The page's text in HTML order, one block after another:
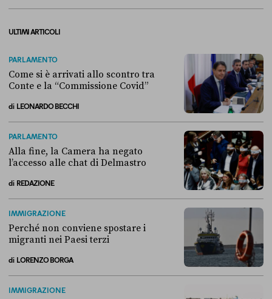
ULTIMI ARTICOLI
PARLAMENTO
Come si è arrivati allo scontro tra
Conte e la “Commissione Covid”
di LEONARDO BECCHI
PARLAMENTO
Alla fine, la Camera ha negato
l’accesso alle chat di Delmastro
di REDAZIONE
IMMIGRAZIONE
Perché non conviene spostare i
migranti nei Paesi terzi
di LORENZO BORGA
IMMIGRAZIONE